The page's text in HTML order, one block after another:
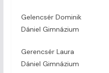
Gelencsér Dominik
Dániel Gimnázium
Gerencsér Laura
Dániel Gimnázium